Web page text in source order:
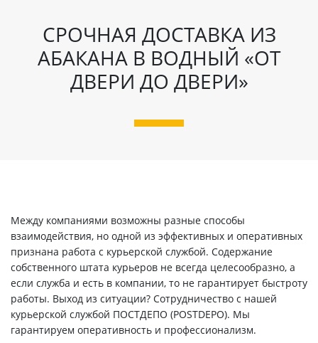
СРОЧНАЯ ДОСТАВКА ИЗ
АБАКАНА В ВОДНЫЙ «ОТ
ДВЕРИ ДО ДВЕРИ»
Между компаниями возможны разные способы
взаимодействия, но одной из эффективных и оперативных
признана работа с курьерской службой. Содержание
собственного штата курьеров не всегда целесообразно, а
если служба и есть в компании, то не гарантирует быстроту
работы. Выход из ситуации? Сотрудничество с нашей
курьерской службой ПОСТДЕПО (POSTDEPO). Мы
гарантируем оперативность и профессионализм.